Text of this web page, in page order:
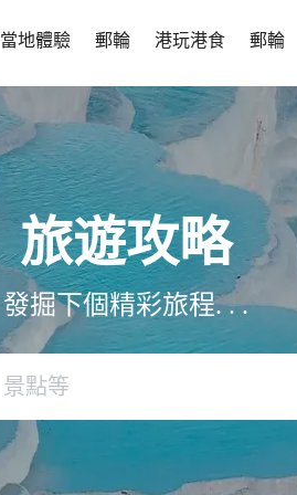
當地體驗 郵輪 港玩港食 郵輪
旅遊攻略
發掘下個精彩旅程. . .